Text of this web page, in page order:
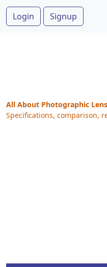
Login Signup
All About Photographic
Specifications, comparison,